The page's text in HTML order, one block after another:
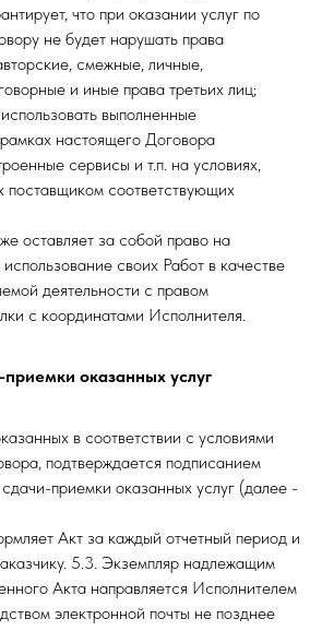
что при оказании услуг по
не будет нарушать права
смежные, личные,
и иные права третьих лиц;
выполненные
настоящего Договора
сервисы и т.п. на условиях,
поставщиком соответствующих
оставляет за собой право на
своих Работ в качестве
деятельности с правом
с координатами Исполнителя.
оказанных услуг
в соответствии с условиями
подтверждается подписанием
приемки оказанных услуг (далее -
Акт за каждый отчетный период и
5.3. Экземпляр надлежащим
Акта направляется Исполнителем
электронной почты не позднее